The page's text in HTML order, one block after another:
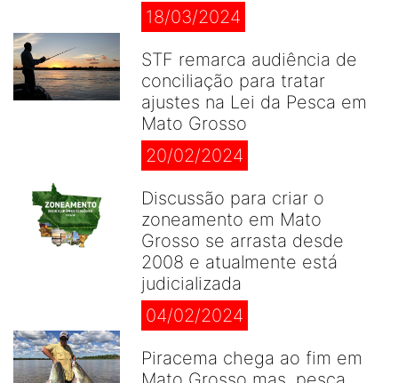
18/03/2024
STF remarca audiência de
conciliação para tratar
ajustes na Lei da Pesca em
Mato Grosso
20/02/2024
Discussão para criar o
zoneamento em Mato
Grosso se arrasta desde
2008 e atualmente está
judicializada
04/02/2024
Piracema chega ao fim em